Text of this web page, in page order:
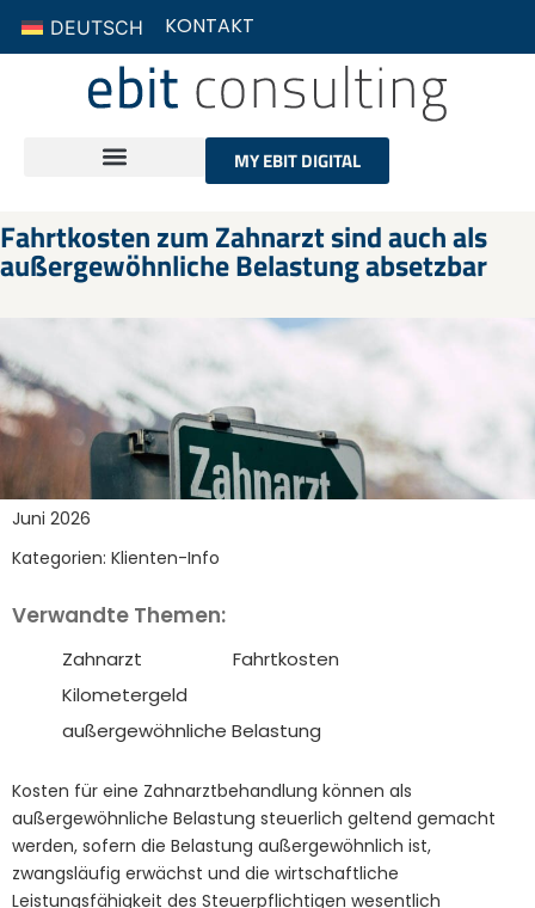
KONTAKT
DEUTSCH
MY EBIT DIGITAL
Fahrtkosten zum Zahnarzt sind auch als
außergewöhnliche Belastung absetzbar
Juni 2026
Kategorien: Klienten-Info
Verwandte Themen:
Zahnarzt
Fahrtkosten
Kilometergeld
außergewöhnliche Belastung
Kosten für eine Zahnarztbehandlung können als
außergewöhnliche Belastung steuerlich geltend gemacht
werden, sofern die Belastung außergewöhnlich ist,
zwangsläufig erwächst und die wirtschaftliche
Leistungsfähigkeit des Steuerpflichtigen wesentlich